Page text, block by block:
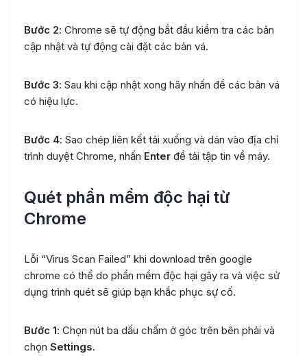
Bước 2: Chrome sẽ tự động bắt đầu kiểm tra các bản
cập nhật và tự động cài đặt các bản vá.
Bước 3: Sau khi cập nhật xong hãy nhấn để các bản vá
có hiệu lực.
Bước 4: Sao chép liên kết tải xuống và dán vào địa chỉ
trình duyệt Chrome, nhấn Enter để tải tập tin về máy.
Quét phần mềm độc hại từ
Chrome
Lỗi “Virus Scan Failed” khi download trên google
chrome có thể do phần mềm độc hại gây ra và việc sử
dụng trình quét sẽ giúp bạn khắc phục sự cố.
Bước 1: Chọn nút ba dấu chấm ở góc trên bên phải và
chọn Settings.